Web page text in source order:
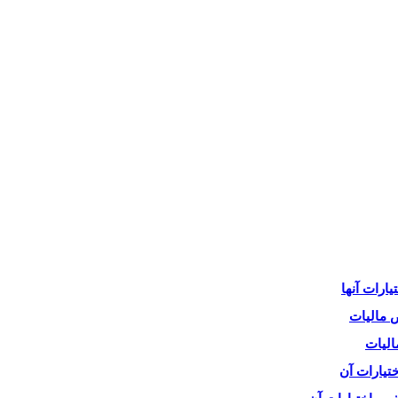
آنها
مالیات
آن